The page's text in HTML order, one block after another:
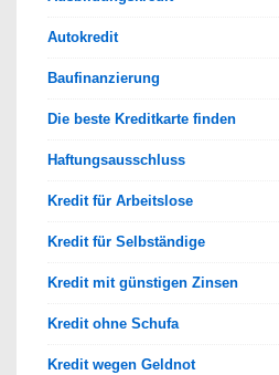
Autokredit
Baufinanzierung
Die beste Kreditkarte finden
Haftungsausschluss
Kredit für Arbeitslose
Kredit für Selbständige
Kredit mit günstigen Zinsen
Kredit ohne Schufa
Kredit wegen Geldnot